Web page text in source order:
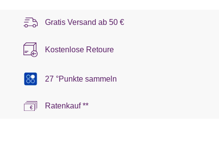
Gratis Versand ab 50 €
Kostenlose Retoure
27 °Punkte sammeln
Ratenkauf **